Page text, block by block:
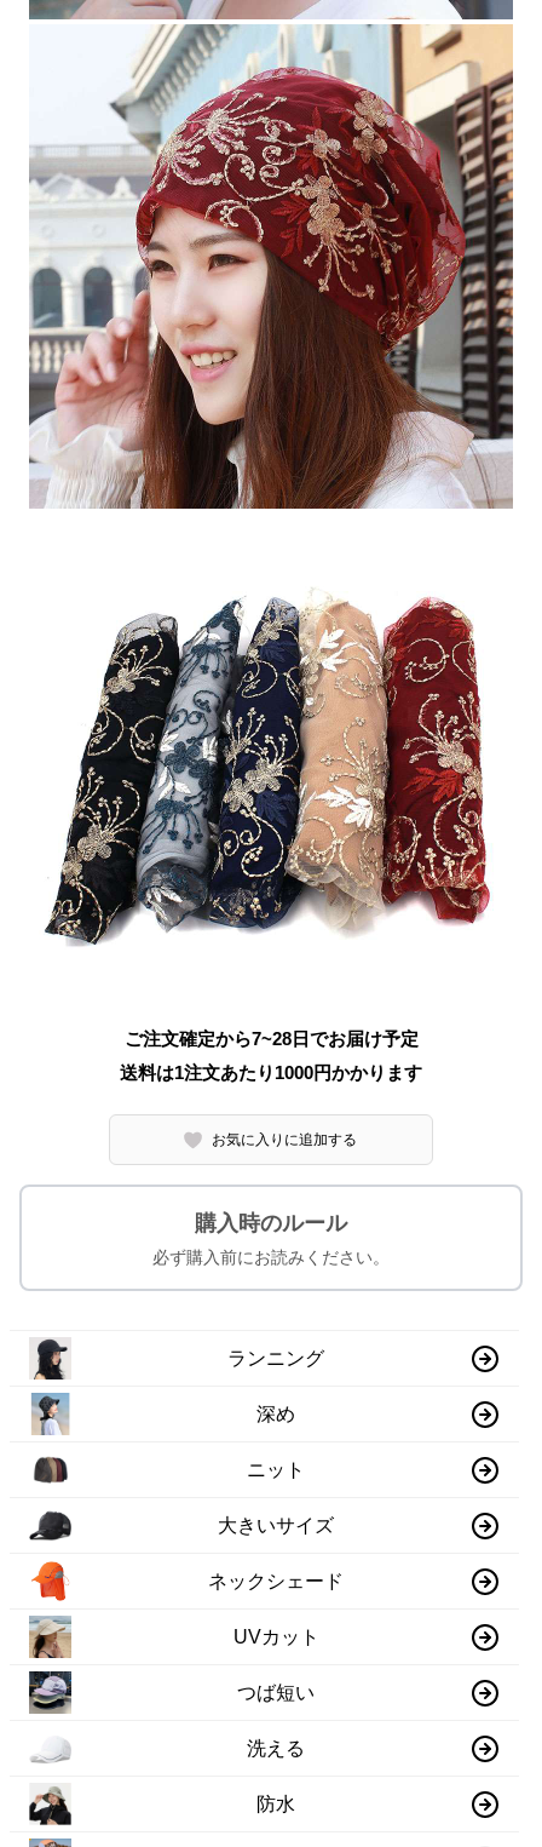
ご注文確定から7~28日でお届け予定
送料は1注文あたり 1000円かかります
お気に入りに追加する
購入時のルール
必ず購入前にお読みください。
ランニング
深め
ニット
大きいサイズ
ネックシェード
UVカット
つば短い
洗える
防水